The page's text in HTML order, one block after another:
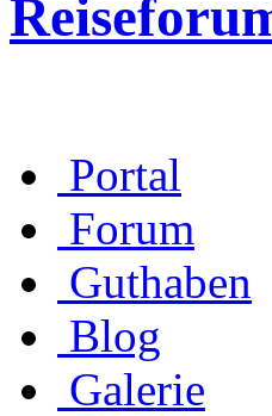
Portal
Forum
Guthaben
Blog
Galerie